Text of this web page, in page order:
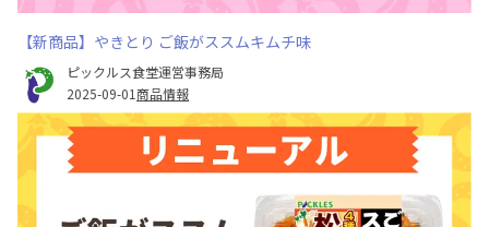
【新商品】やきとり ご飯がススムキムチ味
ピックルス食堂運営事務局
2025-09-01商品情報